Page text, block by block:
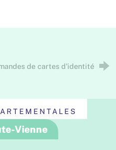
de cartes d'identité
Vienne